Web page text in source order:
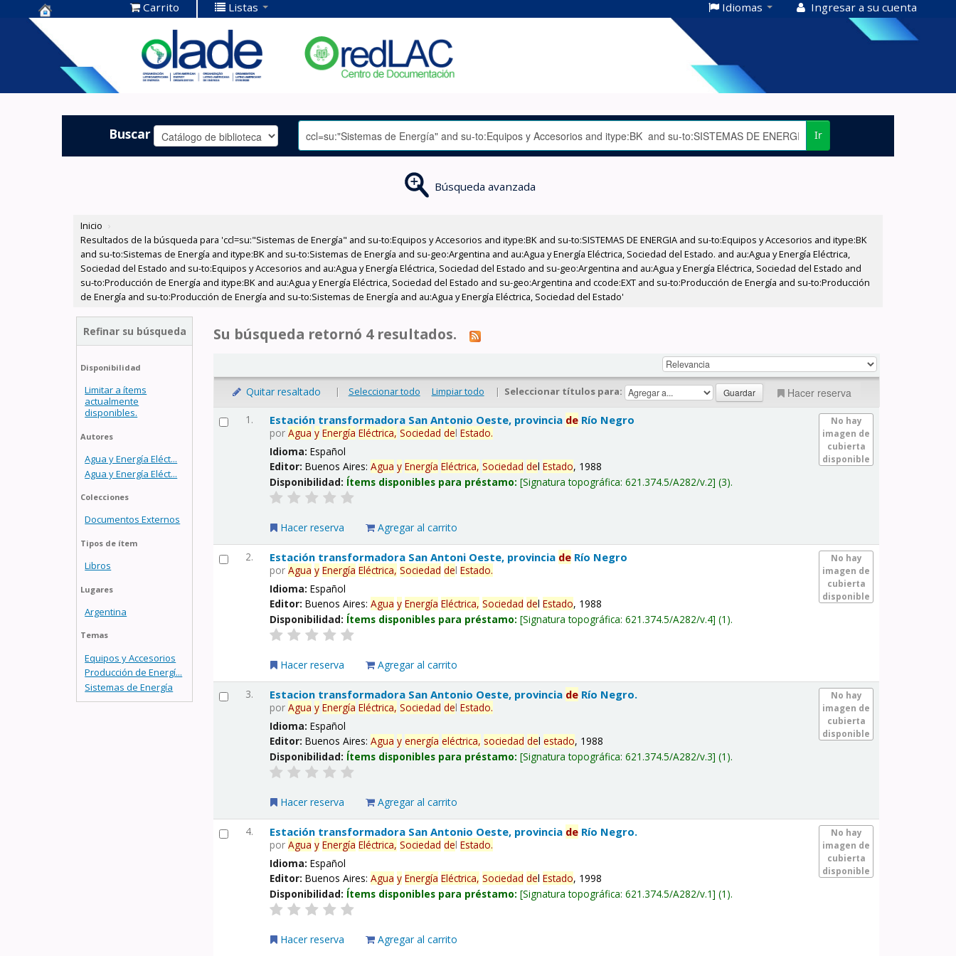
Centro de
Documentación
OLADE -
Carrito Listas Idiomas Ingresar a su cuenta
Buscar Ir
Búsqueda avanzada
Inicio ›
Resultados de la búsqueda para 'ccl=su:"Sistemas de Energía" and su-to:Equipos y Accesorios and itype:BK and su-to:SISTEMAS DE ENERGIA and su-to:Equipos y Accesorios and itype:BK
and su-to:Sistemas de Energía and itype:BK and su-to:Sistemas de Energía and su-geo:Argentina and au:Agua y Energía Eléctrica, Sociedad del Estado. and au:Agua y Energía Eléctrica,
Sociedad del Estado and su-to:Equipos y Accesorios and au:Agua y Energía Eléctrica, Sociedad del Estado and su-geo:Argentina and au:Agua y Energía Eléctrica, Sociedad del Estado and
su-to:Producción de Energía and itype:BK and au:Agua y Energía Eléctrica, Sociedad del Estado and su-geo:Argentina and ccode:EXT and su-to:Producción de Energía and su-to:Producción
de Energía and su-to:Producción de Energía and su-to:Sistemas de Energía and au:Agua y Energía Eléctrica, Sociedad del Estado'
Refinar su búsqueda
Disponibilidad
Limitar a ítems
actualmente
disponibles.
Autores
Agua y Energía Eléct...
Agua y Energía Eléct...
Colecciones
Documentos Externos
Tipos de ítem
Libros
Lugares
Argentina
Temas
Equipos y Accesorios
Producción de Energí...
Sistemas de Energía
Su búsqueda retornó 4 resultados.
Quitar resaltado | Seleccionar todo Limpiar todo | Seleccionar títulos para: Hacer reserva
1.
No hay
imagen de
cubierta
disponible
Estación transformadora San Antonio Oeste, provincia de Río Negro
porAgua y Energía Eléctrica, Sociedad delEstado.
Idioma:Español
Editor:Buenos Aires:Agua y Energía Eléctrica, Sociedad delEstado, 1988
Disponibilidad: Ítems disponibles para préstamo: Signatura topográfica:621.374.5/A282/v.2 (3).
Hacer reserva Agregar al carrito
2.
No hay
imagen de
cubierta
disponible
Estación transformadora San Antoni Oeste, provincia de Río Negro
porAgua y Energía Eléctrica, Sociedad delEstado.
Idioma:Español
Editor:Buenos Aires:Agua y Energía Eléctrica, Sociedad delEstado, 1988
Disponibilidad: Ítems disponibles para préstamo: Signatura topográfica:621.374.5/A282/v.4 (1).
Hacer reserva Agregar al carrito
3.
No hay
imagen de
cubierta
disponible
Estacion transformadora San Antonio Oeste, provincia de Río Negro.
porAgua y Energía Eléctrica, Sociedad delEstado.
Idioma:Español
Editor:Buenos Aires:Agua y energía eléctrica, sociedad delestado, 1988
Disponibilidad: Ítems disponibles para préstamo: Signatura topográfica:621.374.5/A282/v.3 (1).
Hacer reserva Agregar al carrito
4.
No hay
imagen de
cubierta
disponible
Estación transformadora San Antonio Oeste, provincia de Río Negro.
porAgua y Energía Eléctrica, Sociedad delEstado.
Idioma:Español
Editor:Buenos Aires:Agua y Energía Eléctrica, Sociedad delEstado, 1998
Disponibilidad: Ítems disponibles para préstamo: Signatura topográfica:621.374.5/A282/v.1 (1).
Hacer reserva Agregar al carrito